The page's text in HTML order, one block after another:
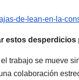
de-lean-en-la-
estos
trabajo se mueve
colaboración